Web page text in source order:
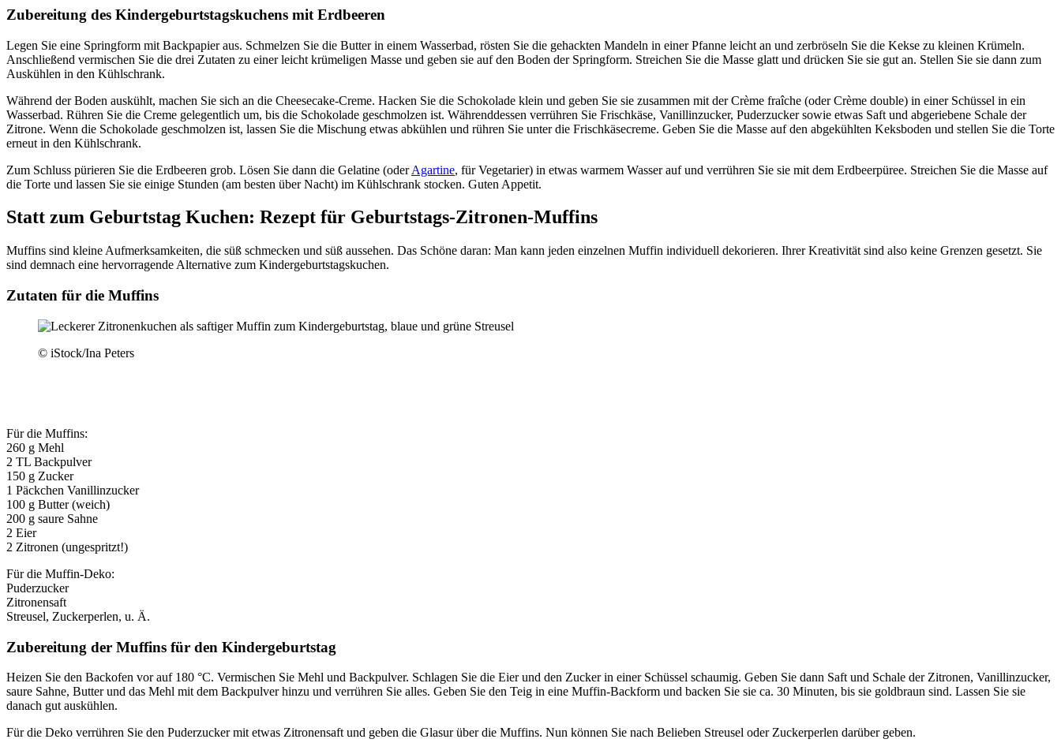
Zubereitung des Kindergeburtstagskuchens mit Erdbeeren
Legen Sie eine Springform mit Backpapier aus. Schmelzen Sie die Butter in einem Wasserbad, rösten Sie die gehackten Mandeln in einer Pfanne leicht an und zerbröseln Sie die Kekse zu kleinen Krümeln.
Anschließend vermischen Sie die drei Zutaten zu einer leicht krümeligen Masse und geben sie auf den Boden der Springform. Streichen Sie die Masse glatt und drücken Sie sie gut an. Stellen Sie sie dann zum
Auskühlen in den Kühlschrank.
Während der Boden auskühlt, machen Sie sich an die Cheesecake-Creme. Hacken Sie die Schokolade klein und geben Sie sie zusammen mit der Crème fraîche (oder Crème double) in einer Schüssel in ein
Wasserbad. Rühren Sie die Creme gelegentlich um, bis die Schokolade geschmolzen ist. Währenddessen verrühren Sie Frischkäse, Vanillinzucker, Puderzucker sowie etwas Saft und abgeriebene Schale der
Zitrone. Wenn die Schokolade geschmolzen ist, lassen Sie die Mischung etwas abkühlen und rühren Sie unter die Frischkäsecreme. Geben Sie die Masse auf den abgekühlten Keksboden und stellen Sie die Torte
erneut in den Kühlschrank.
Zum Schluss pürieren Sie die Erdbeeren grob. Lösen Sie dann die Gelatine (oderAgartine, für Vegetarier) in etwas warmem Wasser auf und verrühren Sie sie mit dem Erdbeerpüree. Streichen Sie die Masse auf
die Torte und lassen Sie sie einige Stunden (am besten über Nacht) im Kühlschrank stocken. Guten Appetit.
Statt zum Geburtstag Kuchen: Rezept für Geburtstags-Zitronen-Muffins
Muffins sind kleine Aufmerksamkeiten, die süß schmecken und süß aussehen. Das Schöne daran: Man kann jeden einzelnen Muffin individuell dekorieren. Ihrer Kreativität sind also keine Grenzen gesetzt. Sie
sind demnach eine hervorragende Alternative zum Kindergeburtstagskuchen.
Zutaten für die Muffins
© iStock/Ina Peters
Für die Muffins:
260 g Mehl
2 TL Backpulver
150 g Zucker
1 Päckchen Vanillinzucker
100 g Butter (weich)
200 g saure Sahne
2 Eier
2 Zitronen (ungespritzt!)
Für die Muffin-Deko:
Puderzucker
Zitronensaft
Streusel, Zuckerperlen, u. Ä.
Zubereitung der Muffins für den Kindergeburtstag
Heizen Sie den Backofen vor auf 180 °C. Vermischen Sie Mehl und Backpulver. Schlagen Sie die Eier und den Zucker in einer Schüssel schaumig. Geben Sie dann Saft und Schale der Zitronen, Vanillinzucker,
saure Sahne, Butter und das Mehl mit dem Backpulver hinzu und verrühren Sie alles. Geben Sie den Teig in eine Muffin-Backform und backen Sie sie ca. 30 Minuten, bis sie goldbraun sind. Lassen Sie sie
danach gut auskühlen.
Für die Deko verrühren Sie den Puderzucker mit etwas Zitronensaft und geben die Glasur über die Muffins. Nun können Sie nach Belieben Streusel oder Zuckerperlen darüber geben.